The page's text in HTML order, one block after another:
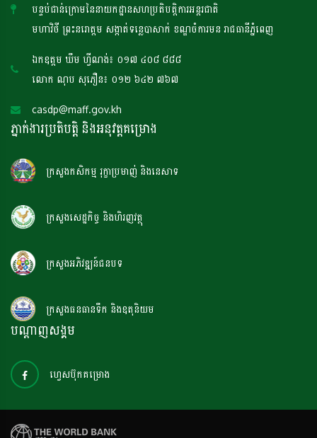
បន្ទប់ជាន់ក្រោមនៃនាយកដ្ឋានសហប្រតិបត្តិការអន្តរជាតិ
មហាវិថី ព្រះនរោត្តម សង្កាត់ទន្លេបាសាក់ ខណ្ឌចំការមន រាជធានីភ្នំពេញ
ឯកឧត្តម ឃឹម ហ្វីណង់៖ ០១៧ ៤០៨ ៨៨៨
លោក ណុប សុភឿន៖ ០១២ ៦៤២ ៧៦៧
casdp@maff.gov.kh
ភ្នាក់ងារប្រតិបត្តិ និងអនុវត្តគម្រោង
ក្រសួងកសិកម្ម រុក្ខាប្រមាញ់ និងនេសាទ
ក្រសួងសេដ្ឋកិច្ច និងហិរញវត្ថុ
ក្រសួងអភិវឌ្ឍន៍ជនបទ
ក្រសួងធនធានទឹក និងឧតុនិយម
បណ្តាញសង្គម
ហ្វេសប៊ុកគម្រោង